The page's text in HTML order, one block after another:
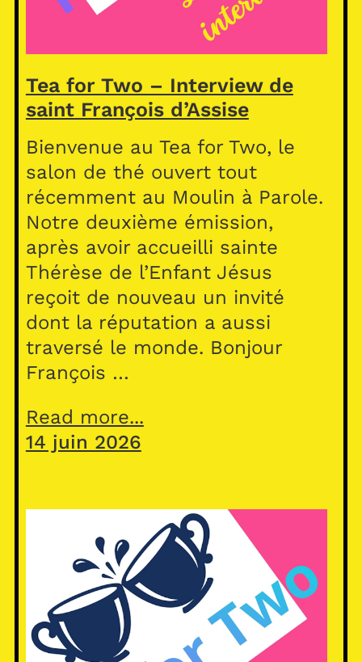
Tea for Two – Interview de
saint François d’Assise
Bienvenue au Tea for Two, le
salon de thé ouvert tout
récemment au Moulin à Parole.
Notre deuxième émission,
après avoir accueilli sainte
Thérèse de l’Enfant Jésus
reçoit de nouveau un invité
dont la réputation a aussi
traversé le monde. Bonjour
François …
Read more...
14 juin 2026